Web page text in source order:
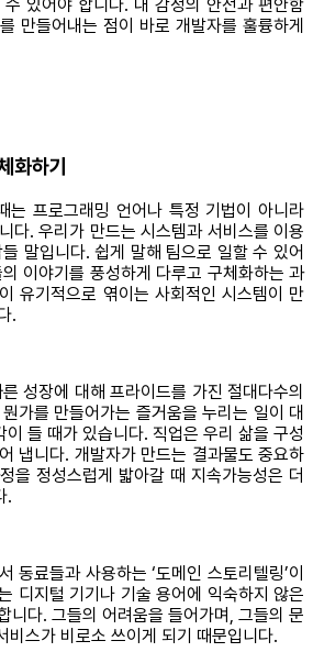
있어야 합니다. 내 감정의 안전과 편안함
만들어내는 점이 바로 개발자를 훌륭하게
화하기
는 프로그래밍 언어나 특정 기법이 아니라
다. 우리가 만드는 시스템과 서비스를 이용
말입니다. 쉽게 말해 팀으로 일할 수 있어
이야기를 풍성하게 다루고 구체화하는 과
유기적으로 엮이는 사회적인 시스템이 만
.
성장에 대해 프라이드를 가진 절대다수의
가를 만들어가는 즐거움을 누리는 일이 대
들 때가 있습니다. 직업은 우리 삶을 구성
냅니다. 개발자가 만드는 결과물도 중요하
을 정성스럽게 밟아갈 때 지속가능성은 더
.
동료들과 사용하는 ‘도메인 스토리텔링’이
디지털 기기나 기술 용어에 익숙하지 않은
니다. 그들의 어려움을 들어가며, 그들의 문
비스가 비로소 쓰이게 되기 때문입니다.